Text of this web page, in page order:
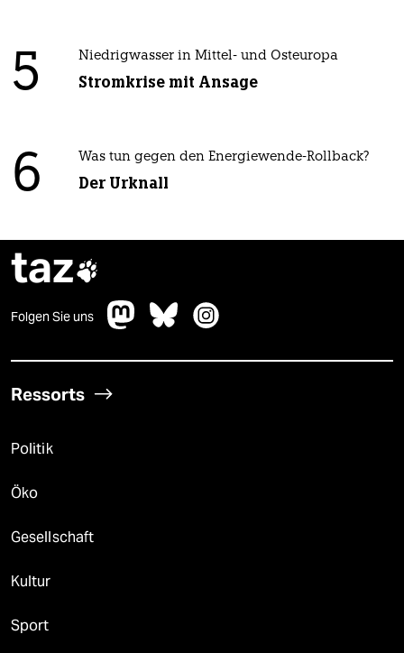
5 Niedrigwasser in Mittel- und Osteuropa
Stromkrise mit Ansage
6 Was tun gegen den Energiewende-Rollback?
Der Urknall
taz
Folgen Sie uns
Ressorts
Politik
Öko
Gesellschaft
Kultur
Sport